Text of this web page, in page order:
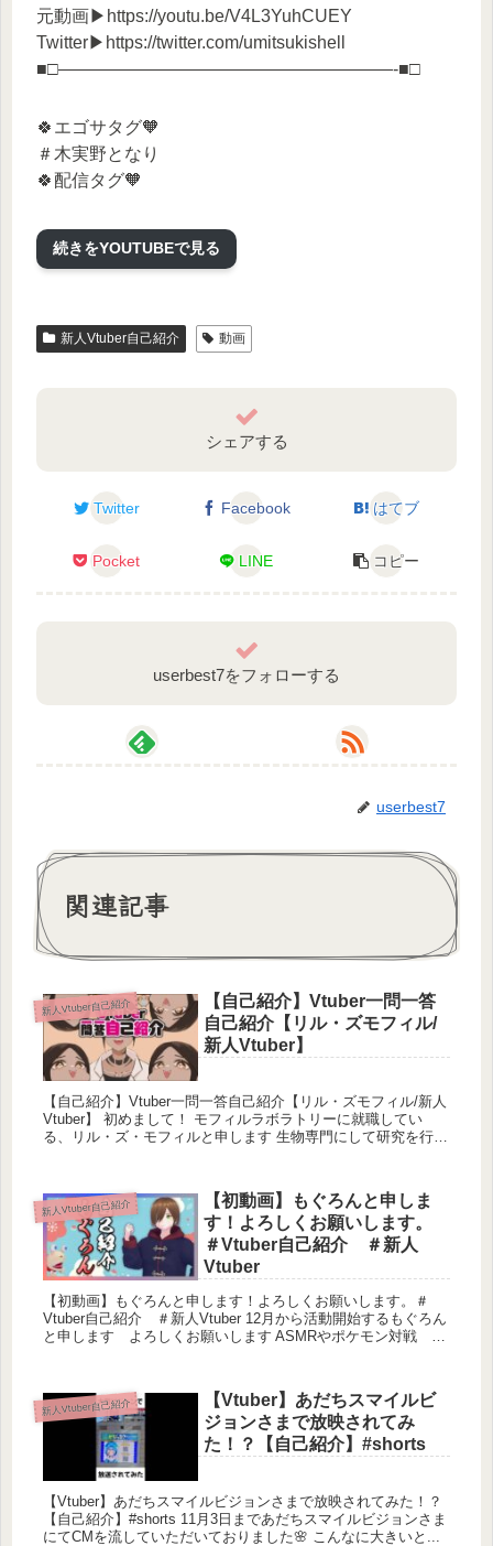
元動画▶https://youtu.be/V4L3YuhCUEY
Twitter▶https://twitter.com/umitsukishell
■□———————————————————-■□
🍀エゴサタグ🧡
＃木実野となり
🍀配信タグ🧡
🍀ファンアート🧡
＃となぁート
@kiminotonari_v
🍀木実野となり-オリジナル1stソング🧡
「AnydayHappyMelody」
🍀木実野となり-グッズ販売中！🧡
BOOTHにて販売中🌟生誕グッズ10/31まで！
https://kiminotonari-v.booth.pm
🍀ファンレターやプレゼントは以下のサイトからお
願いします！🧡
cozoru inc. | あなたの個性をエンタメ
cozoruは「キャラクターで生きるという選択肢
を与える」をテーマにライブ配信事業、TikTok運
用事業、キャラクター制作事業、キャラクター
を起点とした商品開発など 様々な事業を展開し
ている事業会社です。 キャラクターで生きると
いう選択肢を選べる人、企業、クリエイターを
増やしていくために新たなコトを提案し続けま
す。
cozoru.com
続きをYOUTUBEで見る
新人Vtuber自己紹介 動画
シェアする
Twitter Facebook はてブ
Pocket LINE コピー
userbest7をフォローする
userbest7
関連記事
新人Vtuber自己紹介
【自己紹介】Vtuber一問一答
自己紹介【リル・ズモフィル/
新人Vtuber】
【自己紹介】Vtuber一問一答自己紹介【リル・ズモフィル/新人
Vtuber】 初めまして！ モフィルラボラトリーに就職してい
る、リル・ズ・モフィルと申します 生物専門にして研究を行っ
新人Vtuber自己紹介
【初動画】もぐろんと申しま
す！よろしくお願いします。
＃Vtuber自己紹介 ＃新人
Vtuber
【初動画】もぐろんと申します！よろしくお願いします。＃
Vtuber自己紹介 ＃新人Vtuber 12月から活動開始するもぐろん
と申します よろしくお願いします ASMRやポケモン対戦
新人Vtuber自己紹介
【Vtuber】あだちスマイルビ
ジョンさまで放映されてみ
た！？【自己紹介】#shorts
【Vtuber】あだちスマイルビジョンさまで放映されてみた！？
【自己紹介】#shorts 11月3日まであだちスマイルビジョンさま
にてCMを流していただいておりました🌸 こんなに大きいと...